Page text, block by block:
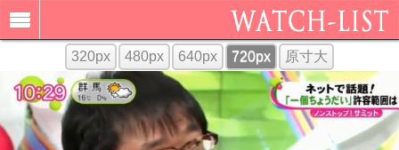
320px 480px 640px 720px 原寸大